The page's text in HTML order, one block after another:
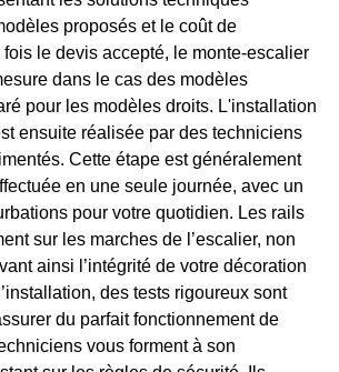
proposés et le coût de
fois le devis accepté, le monte-escalier
dans le cas des modèles
pour les modèles droits. L'installation
ensuite réalisée par des techniciens
Cette étape est généralement
en une seule journée, avec un
pour votre quotidien. Les rails
sur les marches de l’escalier, non
ainsi l’intégrité de votre décoration
des tests rigoureux sont
du parfait fonctionnement de
vous forment à son